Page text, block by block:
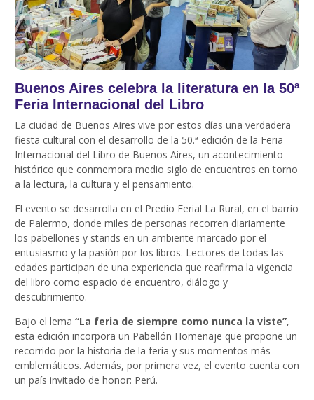
Buenos Aires celebra la literatura en la 50ª
Feria Internacional del Libro
La ciudad de Buenos Aires vive por estos días una verdadera
fiesta cultural con el desarrollo de la 50.ª edición de la Feria
Internacional del Libro de Buenos Aires, un acontecimiento
histórico que conmemora medio siglo de encuentros en torno
a la lectura, la cultura y el pensamiento.
El evento se desarrolla en el Predio Ferial La Rural, en el barrio
de Palermo, donde miles de personas recorren diariamente
los pabellones y stands en un ambiente marcado por el
entusiasmo y la pasión por los libros. Lectores de todas las
edades participan de una experiencia que reafirma la vigencia
del libro como espacio de encuentro, diálogo y
descubrimiento.
Bajo el lema “La feria de siempre como nunca la viste”,
esta edición incorpora un Pabellón Homenaje que propone un
recorrido por la historia de la feria y sus momentos más
emblemáticos. Además, por primera vez, el evento cuenta con
un país invitado de honor: Perú.